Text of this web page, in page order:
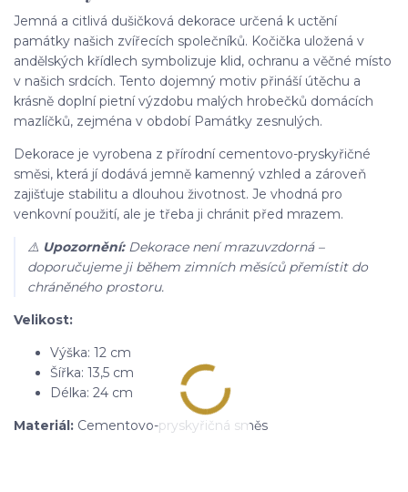
Jemná a citlivá dušičková dekorace určená k uctění
památky našich zvířecích společníků. Kočička uložená v
andělských křídlech symbolizuje klid, ochranu a věčné místo
v našich srdcích. Tento dojemný motiv přináší útěchu a
krásně doplní pietní výzdobu malých hrobečků domácích
mazlíčků, zejména v období Památky zesnulých.
Dekorace je vyrobena z přírodní cementovo-pryskyřičné
směsi, která jí dodává jemně kamenný vzhled a zároveň
zajišťuje stabilitu a dlouhou životnost. Je vhodná pro
venkovní použití, ale je třeba ji chránit před mrazem.
⚠️ Upozornění:Dekorace není mrazuvzdorná –
doporučujeme ji během zimních měsíců přemístit do
chráněného prostoru.
Velikost:
Výška: 12 cm
Šířka: 13,5 cm
Délka: 24 cm
Materiál: Cementovo-pryskyřičná směs